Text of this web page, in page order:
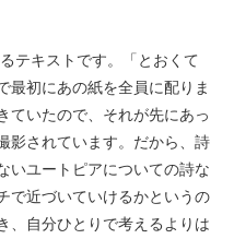
テキストです。「とおくて
最初にあの紙を全員に配りま
ていたので、それが先にあっ
影されています。だから、詩
いユートピアについての詩な
で近づいていけるかというの
、自分ひとりで考えるよりは